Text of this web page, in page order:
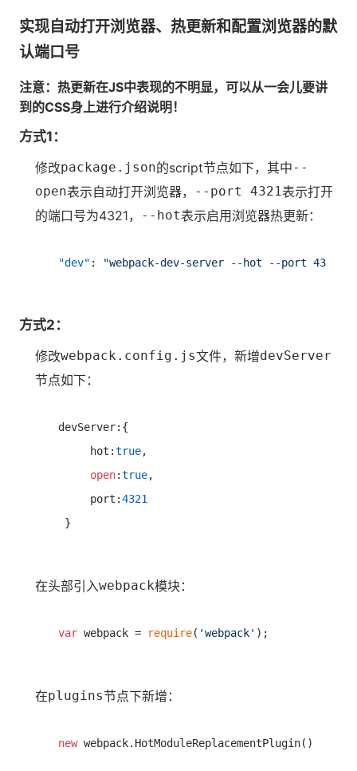
实现自动打开浏览器、热更新和配置浏览器的默
认端口号
注意：热更新在JS中表现的不明显，可以从一会儿要讲
到的CSS身上进行介绍说明！
方式1：
修改package.json的script节点如下，其中--
open表示自动打开浏览器， --port 4321表示打开
的端口号为4321，
--hot表示启用浏览器热更新：
"dev" : "webpack-dev-server --hot --port 4321 --
方式2：
修改webpack.config.js文件，新增devServer
节点如下：
devServer:{
     hot:
true,
open:true,
     port:
4321
在头部引入webpack模块：
var webpack = require( 'webpack'
在plugins节点下新增：
new